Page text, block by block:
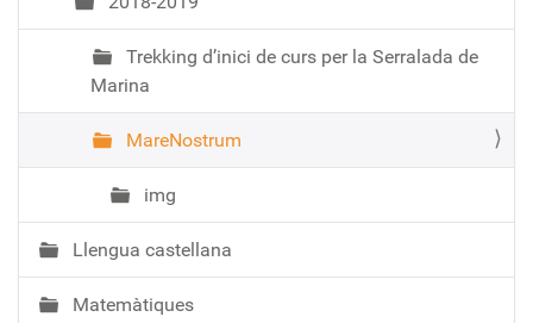
Trekking d’inici de curs per la Serralada de
Marina
MareNostrum
img
Llengua castellana
Matemàtiques